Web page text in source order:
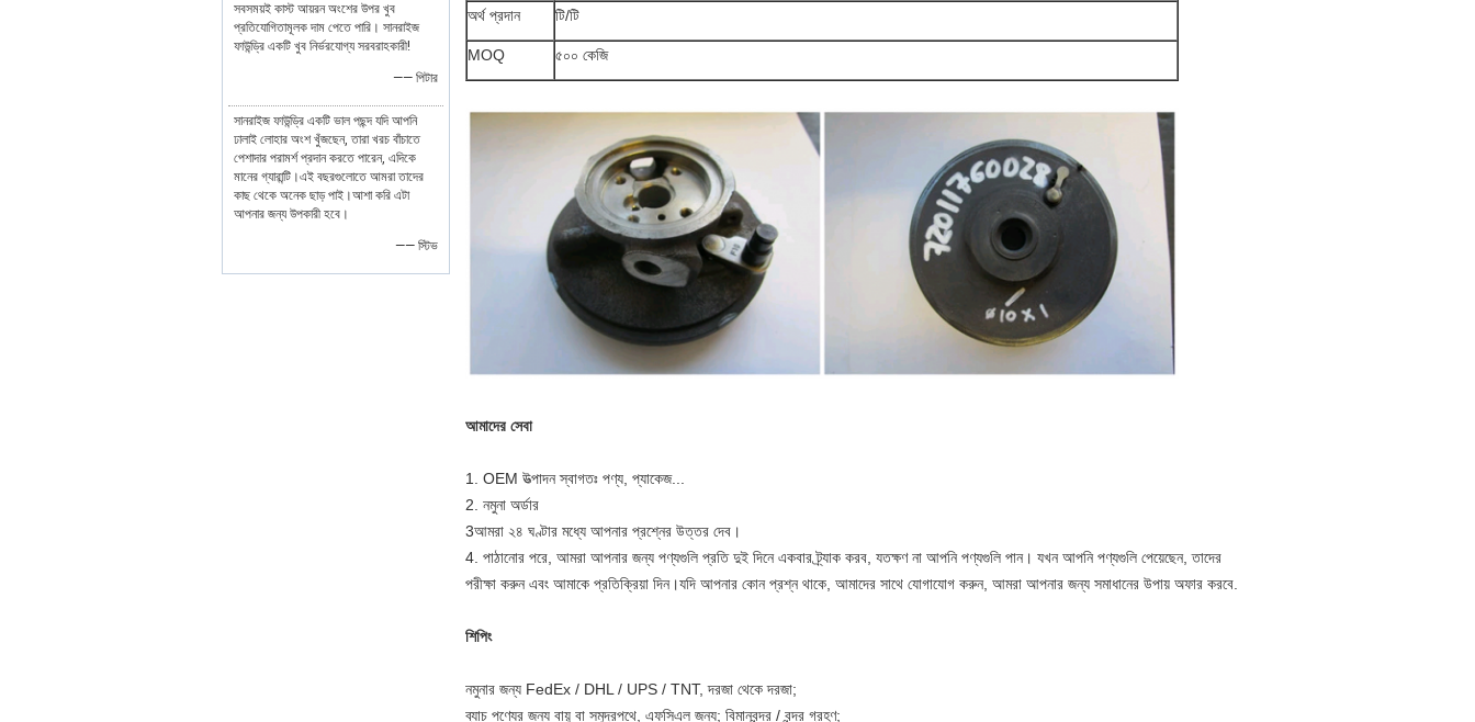
সবসময়ই কাস্ট আয়রন অংশের উপর খুব
প্রতিযোগিতামূলক দাম পেতে পারি। সানরাইজ
ফাউন্ড্রি একটি খুব নির্ভরযোগ্য সরবরাহকারী!
—— পিটার
সানরাইজ ফাউন্ড্রি একটি ভাল পছন্দ যদি আপনি
ঢালাই লোহার অংশ খুঁজছেন, তারা খরচ বাঁচাতে
পেশাদার পরামর্শ প্রদান করতে পারেন, এদিকে
মানের গ্যারান্টি।এই বছরগুলোতে আমরা তাদের
কাছ থেকে অনেক ছাড় পাই।আশা করি এটা
আপনার জন্য উপকারী হবে।
—— স্টিভ
অর্থ প্রদান টি/টি
MOQ ৫০০ কেজি
আমাদের সেবা
1. OEM উত্পাদন স্বাগতঃ পণ্য, প্যাকেজ...
2. নমুনা অর্ডার
3আমরা ২৪ ঘণ্টার মধ্যে আপনার প্রশ্নের উত্তর দেব।
4. পাঠানোর পরে, আমরা আপনার জন্য পণ্যগুলি প্রতি দুই দিনে একবার ট্র্যাক করব, যতক্ষণ না আপনি পণ্যগুলি পান। যখন আপনি পণ্যগুলি পেয়েছেন, তাদের
পরীক্ষা করুন এবং আমাকে প্রতিক্রিয়া দিন।যদি আপনার কোন প্রশ্ন থাকে, আমাদের সাথে যোগাযোগ করুন, আমরা আপনার জন্য সমাধানের উপায় অফার করবে.
শিপিং
নমুনার জন্য FedEx / DHL / UPS / TNT, দরজা থেকে দরজা;
ব্যাচ পণ্যের জন্য বায়ু বা সমুদ্রপথে, এফসিএল জন্য; বিমানবন্দর / বন্দর গ্রহণ;